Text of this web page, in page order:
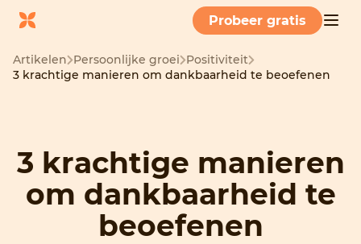
Probeer gratis
Artikelen Persoonlijke groei Positiviteit
3 krachtige manieren om dankbaarheid te beoefenen
3 krachtige manieren
om dankbaarheid te
beoefenen